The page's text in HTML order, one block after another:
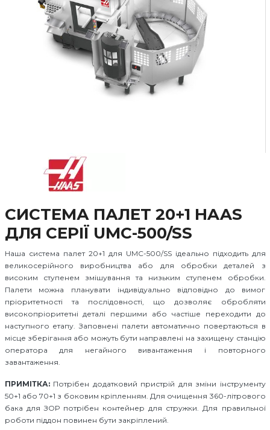
СИСТЕМА ПАЛЕТ 20+1 HAAS
ДЛЯ СЕРІЇ UMC-500/SS
Наша система палет 20+1 для UMC-500/SS ідеально підходить для
великосерійного виробництва або для обробки деталей з
високим ступенем змішування та низьким ступенем обробки.
Палети можна планувати індивідуально відповідно до вимог
пріоритетності та послідовності, що дозволяє обробляти
високопріоритетні деталі першими або частіше переходити до
наступного етапу. Заповнені палети автоматично повертаються в
місце зберігання або можуть бути направлені на захищену станцію
оператора для негайного вивантаження і повторного
завантаження.
ПРИМІТКА:Потрібен додатковий пристрій для зміни інструменту
50+1 або 70+1 з боковим кріпленням. Для очищення 360-літрового
бака для ЗОР потрібен контейнер для стружки. Для правильної
роботи піддон повинен бути закріплений.